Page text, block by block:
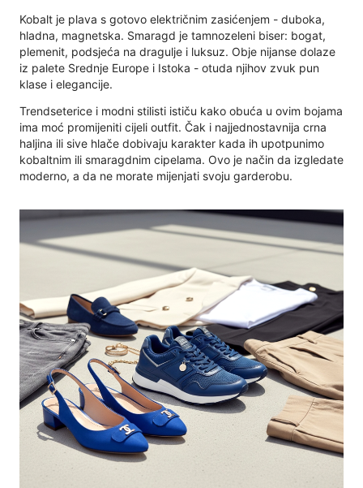
Kobalt je plava s gotovo električnim zasićenjem - duboka,
hladna, magnetska. Smaragd je tamnozeleni biser: bogat,
plemenit, podsjeća na dragulje i luksuz. Obje nijanse dolaze
iz palete Srednje Europe i Istoka - otuda njihov zvuk pun
klase i elegancije.
Trendseterice i modni stilisti ističu kako obuća u ovim bojama
ima moć promijeniti cijeli outfit. Čak i najjednostavnija crna
haljina ili sive hlače dobivaju karakter kada ih upotpunimo
kobaltnim ili smaragdnim cipelama. Ovo je način da izgledate
moderno, a da ne morate mijenjati svoju garderobu.